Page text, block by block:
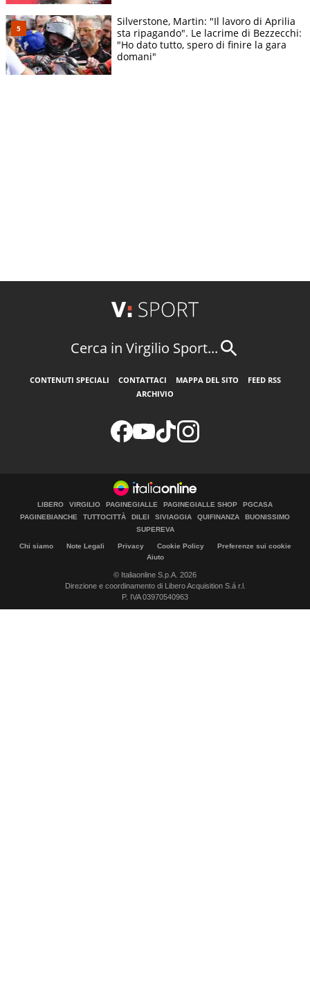
Silverstone, Martin: "Il lavoro di Aprilia
sta ripagando". Le lacrime di Bezzecchi:
"Ho dato tutto, spero di finire la gara
domani"
Cerca in Virgilio Sport...
CONTENUTI SPECIALI CONTATTACI MAPPA DEL SITO
FEED RSS
ARCHIVIO
LIBERO VIRGILIO PAGINEGIALLE PAGINEGIALLE SHOP
PGCASA
PAGINEBIANCHE
TUTTOCITTÀ DILEI SIVIAGGIA QUIFINANZA
BUONISSIMO
SUPEREVA
Chi siamo Note Legali Privacy Cookie Policy
Preferenze sui cookie
Aiuto
© Italiaonline S.p.A. 2026
Direzione e coordinamento di Libero Acquisition S.á r.l.
P. IVA 03970540963